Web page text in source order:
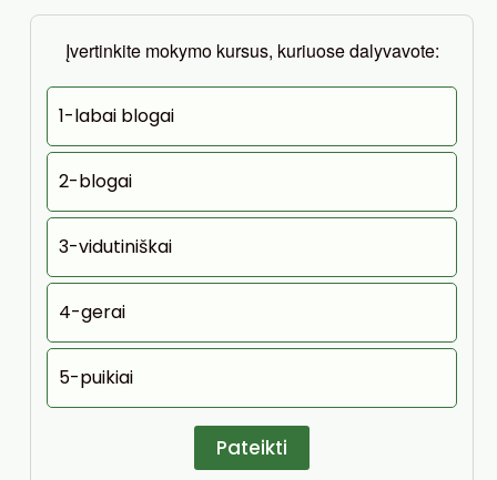
Įvertinkite mokymo kursus, kuriuose dalyvavote:
1-labai blogai
2-blogai
3-vidutiniškai
4-gerai
5-puikiai